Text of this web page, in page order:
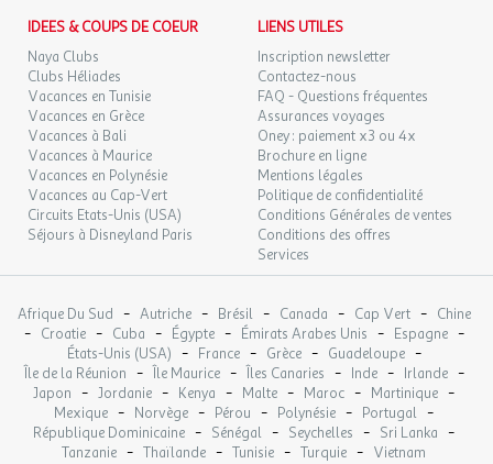
IDEES & COUPS DE COEUR
Naya Clubs
Clubs Héliades
Vacances en Tunisie
Vacances en Grèce
Vacances à Bali
Vacances à Maurice
Vacances en Polynésie
Vacances au Cap-Vert
Circuits Etats-Unis (USA)
Séjours à Disneyland Paris
LIENS UTILES
Inscription newsletter
Contactez-nous
FAQ - Questions fréquentes
Assurances voyages
Oney : paiement x3 ou 4x
Brochure en ligne
Mentions légales
Politique de confidentialité
Conditions Générales de ventes
Conditions des offres
Services
Afrique Du Sud - Autriche - Brésil - Canada - Cap Vert - Chine
- Croatie - Cuba - Égypte - Émirats Arabes Unis - Espagne -
États-Unis (USA) - France - Grèce - Guadeloupe -
Île de la Réunion - Île Maurice - Îles Canaries - Inde - Irlande -
Japon - Jordanie - Kenya - Malte - Maroc - Martinique -
Mexique - Norvège - Pérou - Polynésie - Portugal -
République Dominicaine - Sénégal - Seychelles - Sri Lanka -
Tanzanie - Thaïlande - Tunisie - Turquie - Vietnam